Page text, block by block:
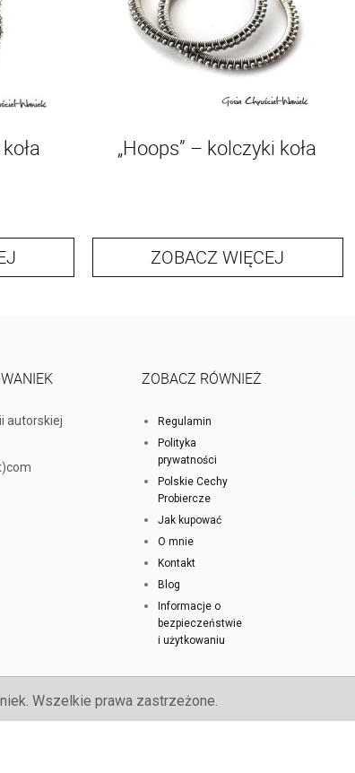
„Hoops” – kolczyki koła
ZOBACZ WIĘCEJ
autorskiej
ZOBACZ RÓWNIEŻ
Regulamin
Polityka
prywatności
Polskie Cechy
Probiercze
Jak kupować
O mnie
Kontakt
Blog
Informacje o
bezpieczeństwie
i użytkowaniu
Wszelkie prawa zastrzeżone.